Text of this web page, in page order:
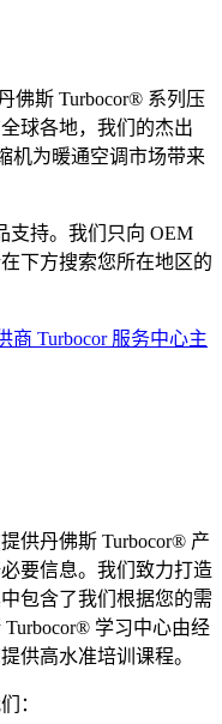
佛斯 Turbocor® 系列压
球各地，我们的杰出
机为暖通空调市场带来
支持。我们只向 OEM
下方搜索您所在地区的
商 Turbocor 服务中心主
供丹佛斯 Turbocor® 产
要信息。我们致力打造
包含了我们根据您的需
学习中心由经
供高水准培训课程。
：